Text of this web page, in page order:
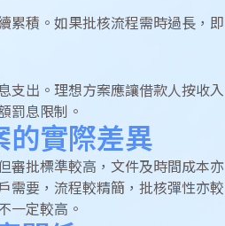
累積。如果批核流程需時過長，即
支出。理想方案應讓借款人按收入
罰息限制。
的實際差異
審批標準較高，文件及時間成本亦
需要，流程較精簡，批核彈性亦較
一定較高。